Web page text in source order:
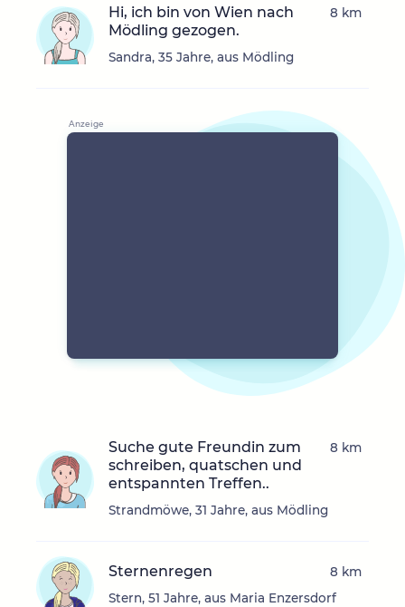
Hi, ich bin von Wien nach
Mödling gezogen.
Sandra, 35 Jahre, aus Mödling
8 km
Suche gute Freundin zum
schreiben, quatschen und
entspannten Treffen..
Strandmöwe, 31 Jahre, aus Mödling
8 km
Sternenregen
Stern, 51 Jahre, aus Maria Enzersdorf
8 km